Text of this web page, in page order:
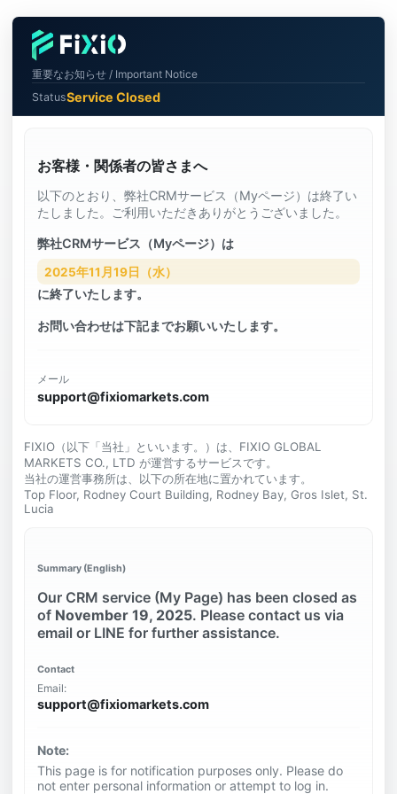
重要なお知らせ / Important Notice
StatusService Closed
お客様・関係者の皆さまへ
以下のとおり、弊社CRMサービス（Myページ）は終了い
たしました。ご利用いただきありがとうございました。
弊社CRMサービス（Myページ）は
2025年11月19日（水）
に終了いたします。
お問い合わせは下記までお願いいたします。
メール
support@fixiomarkets.com
FIXIO（以下「当社」といいます。）は、FIXIO GLOBAL
MARKETS CO., LTD が運営するサービスです。
当社の運営事務所は、以下の所在地に置かれています。
Top Floor, Rodney Court Building, Rodney Bay, Gros Islet, St.
Lucia
Summary (English)
Our CRM service (My Page) has been closed as
of November 19, 2025. Please contact us via
email or LINE for further assistance.
Contact
Email:
support@fixiomarkets.com
Note:
This page is for notification purposes only. Please do
not enter personal information or attempt to log in.